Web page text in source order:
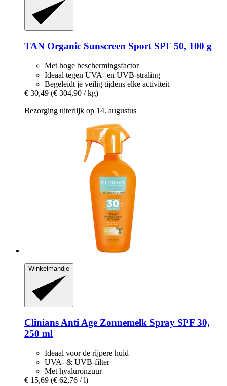
TAN Organic Sunscreen Sport SPF 50, 100 g
Met hoge beschermingsfactor
Ideaal tegen UVA- en UVB-straling
Begeleidt je veilig tijdens elke activiteit
€ 30,49 (€ 304,90 / kg)
Bezorging uiterlijk op 14. augustus
Winkelmandje
Clinians Anti Age Zonnemelk Spray SPF 30,
250 ml
Ideaal voor de rijpere huid
UVA- & UVB-filter
Met hyaluronzuur
€ 15,69 (€ 62,76 / l)